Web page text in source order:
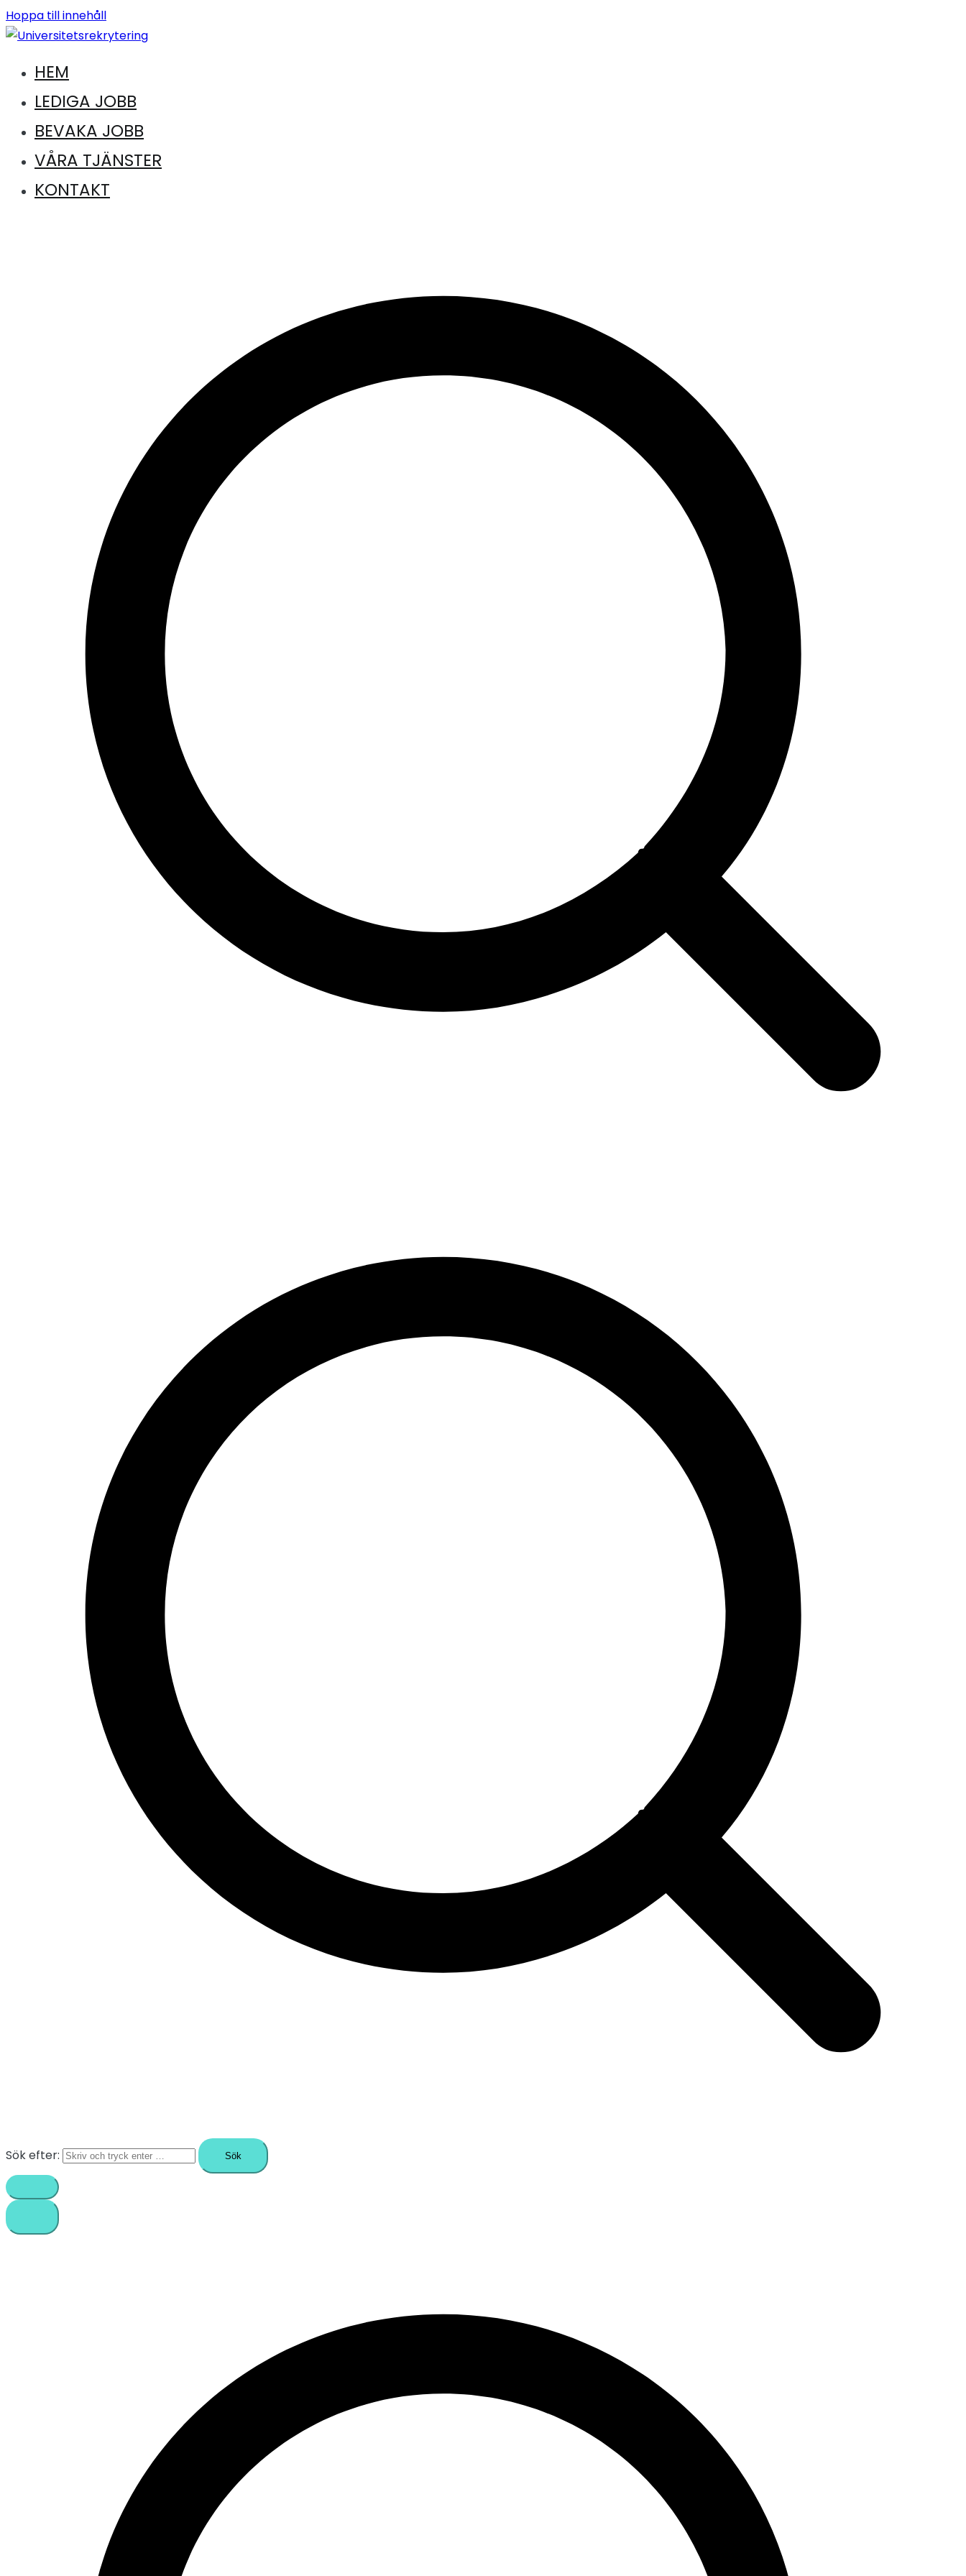
Hoppa till innehåll
Universitetsrekrytering
Jobb inom universitet och högskola
HEM
LEDIGA JOBB
BEVAKA JOBB
VÅRA TJÄNSTER
KONTAKT
Sök efter: